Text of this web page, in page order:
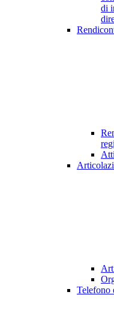
di
Telefono